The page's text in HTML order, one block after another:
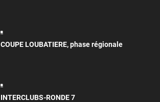
COUPE LOUBATIERE, phase régionale
INTERCLUBS-RONDE 7